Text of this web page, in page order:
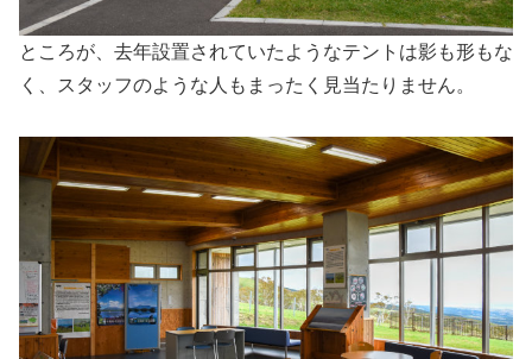
ところが、去年設置されていたようなテントは影も形もな
く、スタッフのような人もまったく見当たりません。